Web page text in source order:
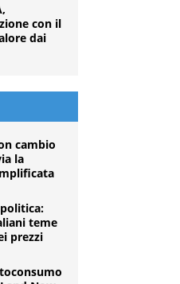
con il
dai
cambio
la
teme
prezzi